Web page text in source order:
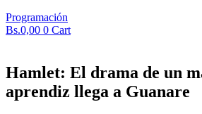
Programación
Bs.0,00 0 Cart
Hamlet: El drama de un
aprendiz llega a Guanare